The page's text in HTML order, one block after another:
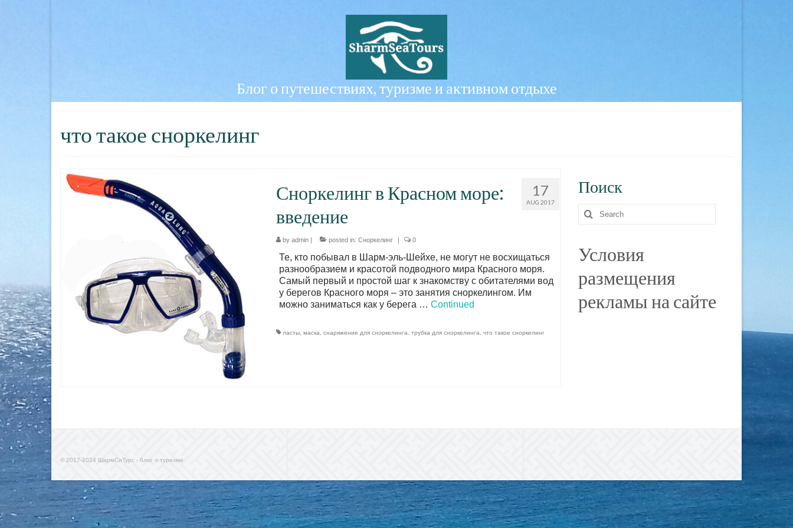
Блог о путешествиях, туризме и активном отдыхе
что такое сноркелинг
17
AUG 2017
Сноркелинг в Красном море:
введение
by admin| posted in: Сноркелинг | 0
Те, кто побывал в Шарм-эль-Шейхе, не могут не восхищаться
разнообразием и красотой подводного мира Красного моря.
Самый первый и простой шаг к знакомству с обитателями вод
у берегов Красного моря – это занятия сноркелингом. Им
можно заниматься как у берега … Continued
ласты, маска снаряжение для сноркелинга трубка для сноркелинга что такое сноркелинг
Поиск
Search
for:
Условия
размещения
рекламы на сайте
© 2017-2024 ШармСиТурс - блог о туризме